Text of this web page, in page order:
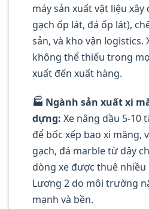
máy sản xuất vật liệu
gạch ốp lát, đá ốp lát),
sản, và kho vận logistics.
không thể thiếu trong
xuất đến xuất hàng.
🏭 Ngành sản xuất xi
dựng: Xe nâng dầu 5-10
để bốc xếp bao xi măng,
gạch, đá marble từ dây
dòng xe được thuê nhiều
Lương 2 do môi trường
mạnh và bền.